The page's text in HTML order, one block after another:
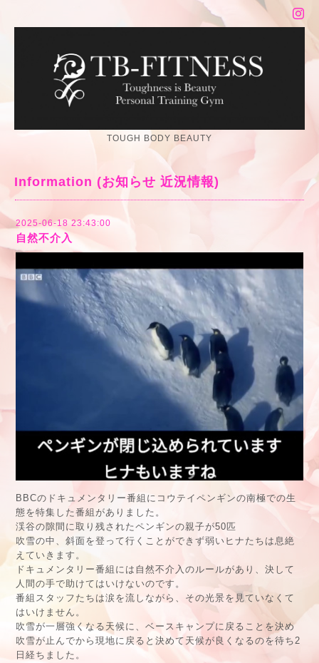
TOUGH BODY BEAUTY
Information (お知らせ 近況情報)
2025-06-18 23:43:00
自然不介入
BBCのドキュメンタリー番組にコウテイペンギンの南極での生
態を特集した番組がありました。
渓谷の隙間に取り残されたペンギンの親子が50匹
吹雪の中、斜面を登って行くことができず弱いヒナたちは息絶
えていきます。
ドキュメンタリー番組には自然不介入のルールがあり、決して
人間の手で助けてはいけないのです。
番組スタッフたちは涙を流しながら、その光景を見ていなくて
はいけません。
吹雪が一層強くなる天候に、ベースキャンプに戻ることを決め
吹雪が止んでから現地に戻ると決めて天候が良くなるのを待ち2
日経ちました。